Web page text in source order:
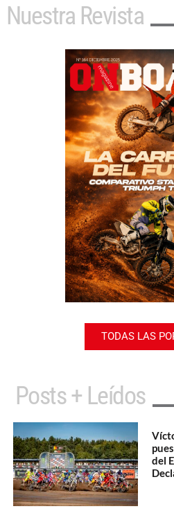
Nuestra Revista
TODAS LAS
Posts + Leídos
del